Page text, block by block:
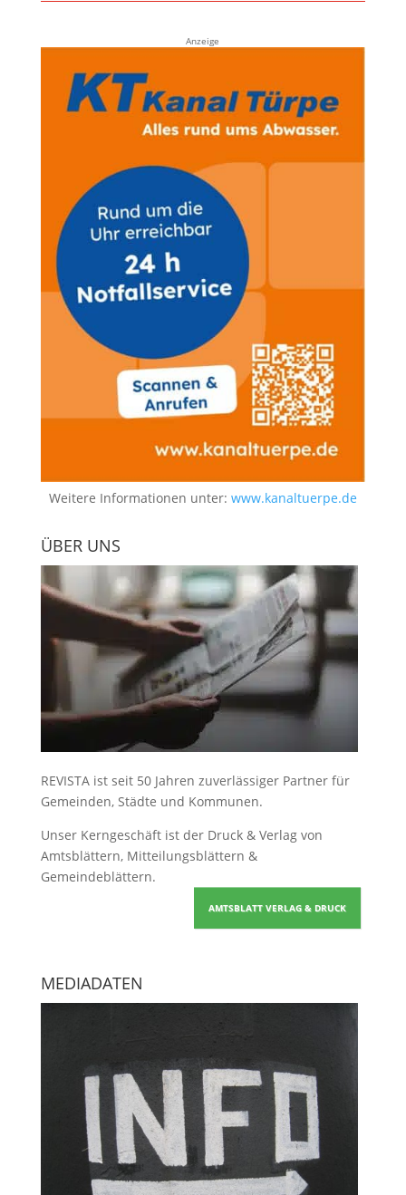
Anzeige
Weitere Informationen unter: www.kanaltuerpe.de
ÜBER UNS
REVISTA ist seit 50 Jahren zuverlässiger Partner für
Gemeinden, Städte und Kommunen.
Unser Kerngeschäft ist der Druck & Verlag von
Amtsblättern, Mitteilungsblättern &
Gemeindeblättern.
AMTSBLATT VERLAG & DRUCK
MEDIADATEN